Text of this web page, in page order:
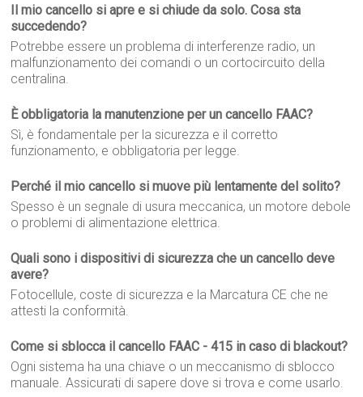
Il mio cancello si apre e si chiude da solo. Cosa sta
succedendo?
Potrebbe essere un problema di interferenze radio, un
malfunzionamento dei comandi o un cortocircuito della
centralina.
È obbligatoria la manutenzione per un cancello FAAC?
Sì, è fondamentale per la sicurezza e il corretto
funzionamento, e obbligatoria per legge.
Perché il mio cancello si muove più lentamente del solito?
Spesso è un segnale di usura meccanica, un motore debole
o problemi di alimentazione elettrica.
Quali sono i dispositivi di sicurezza che un cancello deve
avere?
Fotocellule, coste di sicurezza e la Marcatura CE che ne
attesti la conformità.
Come si sblocca il cancello FAAC - 415 in caso di blackout?
Ogni sistema ha una chiave o un meccanismo di sblocco
manuale. Assicurati di sapere dove si trova e come usarlo.